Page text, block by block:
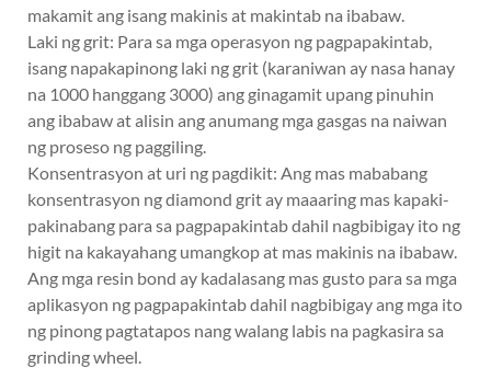
makamit ang isang makinis at makintab na ibabaw.
Laki ng grit: Para sa mga operasyon ng pagpapakintab,
isang napakapinong laki ng grit (karaniwan ay nasa hanay
na 1000 hanggang 3000) ang ginagamit upang pinuhin
ang ibabaw at alisin ang anumang mga gasgas na naiwan
ng proseso ng paggiling.
Konsentrasyon at uri ng pagdikit: Ang mas mababang
konsentrasyon ng diamond grit ay maaaring mas kapaki-
pakinabang para sa pagpapakintab dahil nagbibigay ito ng
higit na kakayahang umangkop at mas makinis na ibabaw.
Ang mga resin bond ay kadalasang mas gusto para sa mga
aplikasyon ng pagpapakintab dahil nagbibigay ang mga ito
ng pinong pagtatapos nang walang labis na pagkasira sa
grinding wheel.